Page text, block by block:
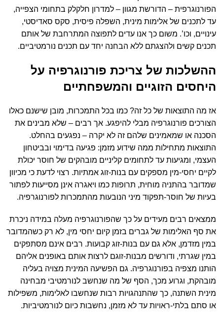
הפורנוגרפית – הדורשת מגוון – למדרון חלקלק בתחומי הצפייה,
עד לתכנים של אלימות מינית, השפלה פיסית, סקס סאדיסטי,
עינויים, וכו’. משום כך אנו עדים לתפוצה המתרחבת של אותם
תכנים קשים ולהצגתם ללא הבחנה יחד עם תכנים נורמטיביים.
ההשלכות של צריכת פורנוגרפיה על
היחסים הזוגיים והמשפחתיים
אז מה התוצאות של כל זה? כמו בכל התמכרות, מובן שישנם כאלו
הצורכים פורנוגרפיה מבלי להיפגע. אך רבים – שלא מבינים את
הסכנה או שמאמינים שלהם זה לא יקרה – נפגעים בהחלט.
התוצאות מתחילות ממה שידוע מזמן: פגיעה בדימוי ובביטחון
העצמי, ומגיעות עד לתחומים קליניים מובהקים של חוסר יכולת
לקיים יחסי-מין מספקים עם בנות-זוג אמתיות. רצוי לדעת כי מכיוון
שמדובר בהתניה מוחית, תרופות כמו ויאגרה אינן מסייעות לפתור
בעיות של חוסר-תפקוד מיני הנובעות מהתמכרות לפורנוגרפיה.
ממצאים רבים מעידים על כך שהפורנוגרפיה מעלה במידה ניכרת
את סף האלימות של גברים בזמן קיום יחסי מין, לא רק כשהמדובר
במין מזדמן, אלא גם עם בנות-זוג קבועות. רבים אינם מסתפקים
במין שגרתי, ודורשים מבנות-זוגם לרצות אותם באופנים אליהם
הותנו מצפיה בפורנוגרפיה. גם הפשיעה המינית מצויה בעליה
מובהקת, וגרוע מכך, הסף של מה שנחשב לנורמטיבי מבחינה
מינית השתנה, כך שהתנהגויות רבות שנחשבו לאלימות, משפילות
או סתם בלתי-ראויות עד לא מזמן, נחשבות כיום לנורמטיביות.